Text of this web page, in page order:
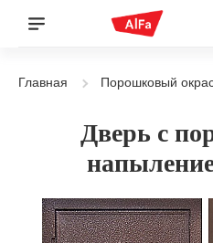
Главная Порошковый
Дверь с